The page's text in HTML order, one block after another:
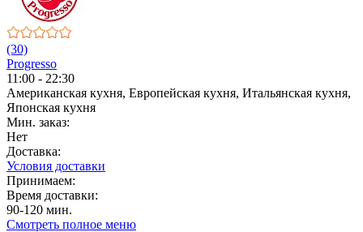
(30)
Progresso
11:00 - 22:30
Американская кухня, Европейская кухня, Итальянская кухня,
Японская кухня
Мин. заказ:
Нет
Доставка:
Условия доставки
Принимаем:
Время доставки:
90-120 мин.
Смотреть полное меню